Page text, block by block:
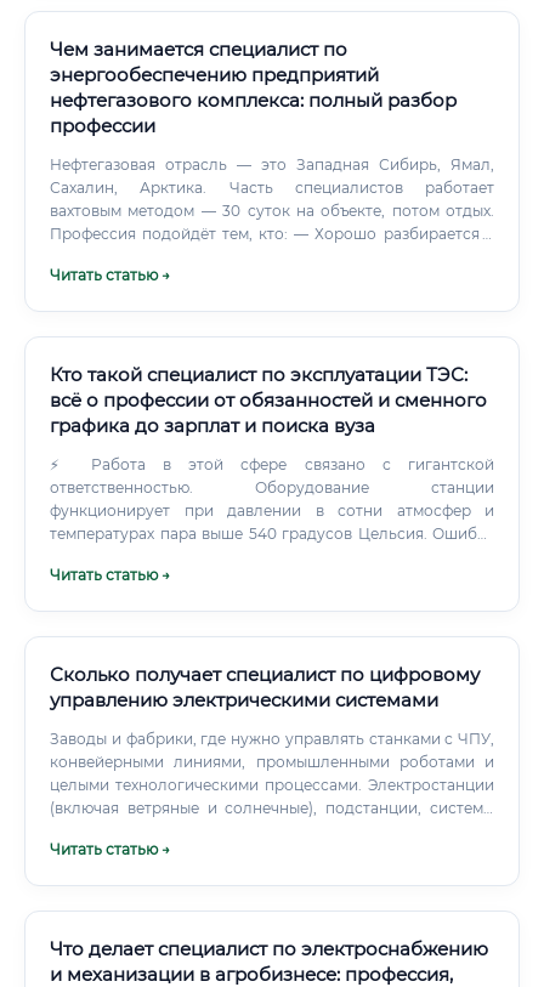
Чем занимается специалист по
энергообеспечению предприятий
нефтегазового комплекса: полный разбор
профессии
Нефтегазовая отрасль — это Западная Сибирь, Ямал,
Сахалин, Арктика. Часть специалистов работает
вахтовым методом — 30 суток на объекте, потом отдых.
Профессия подойдёт тем, кто: — Хорошо разбирается в
уравнениям и расчётам — Умеет принимать решения в
Читать статью →
Кто такой специалист по эксплуатации ТЭС:
всё о профессии от обязанностей и сменного
графика до зарплат и поиска вуза
⚡ Работа в этой сфере связано с гигантской
ответственностью. Оборудование станции
функционирует при давлении в сотни атмосфер и
температурах пара выше 540 градусов Цельсия. Ошибка
дорого.
Читать статью →
Сколько получает специалист по цифровому
управлению электрическими системами
Заводы и фабрики, где нужно управлять станками с ЧПУ,
конвейерными линиями, промышленными роботами и
целыми технологическими процессами. Электростанции
(включая ветряные и солнечные), подстанции, системы
систем управления для электромобилей, гибридов,
Читать статью →
Что делает специалист по электроснабжению
и механизации в агробизнесе: профессия,